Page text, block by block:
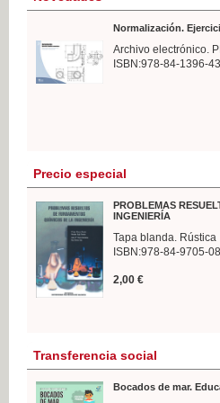
Normalización.
Archivo electrónico.
ISBN:978-84-1396-
Precio especial
PROBLEMAS
INGENIERÍA
Tapa blanda. Rústica
ISBN:978-84-9705-
2,00 €
Transferencia social
Bocados de mar.